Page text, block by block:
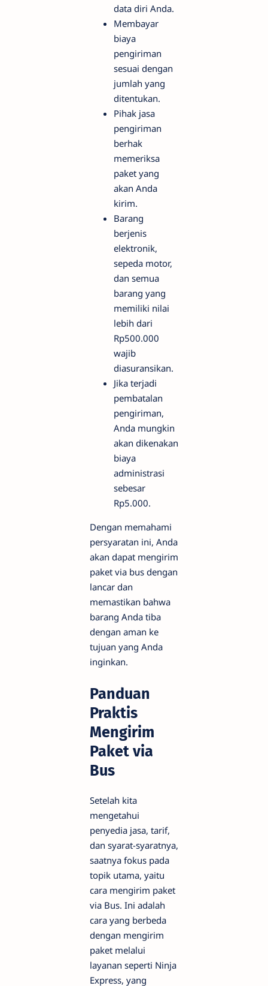
data diri Anda.
Membayar
biaya
pengiriman
sesuai dengan
jumlah yang
ditentukan.
Pihak jasa
pengiriman
berhak
memeriksa
paket yang
akan Anda
kirim.
Barang
berjenis
elektronik,
sepeda motor,
dan semua
barang yang
memiliki nilai
lebih dari
Rp500.000
wajib
diasuransikan.
Jika terjadi
pembatalan
pengiriman,
Anda mungkin
akan dikenakan
biaya
administrasi
sebesar
Rp5.000.
Dengan memahami
persyaratan ini, Anda
akan dapat mengirim
paket via bus dengan
lancar dan
memastikan bahwa
barang Anda tiba
dengan aman ke
tujuan yang Anda
inginkan.
Panduan
Praktis
Mengirim
Paket via
Bus
Setelah kita
mengetahui
penyedia jasa, tarif,
dan syarat-syaratnya,
saatnya fokus pada
topik utama, yaitu
cara mengirim paket
via Bus. Ini adalah
cara yang berbeda
dengan mengirim
paket melalui
layanan seperti Ninja
Express, yang